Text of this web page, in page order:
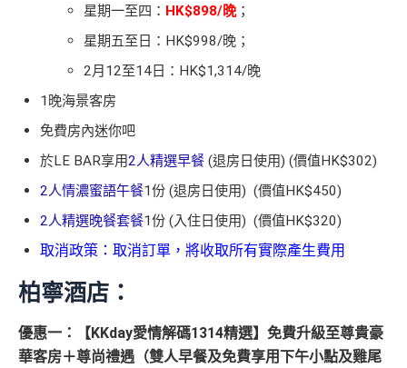
星期一至四： HK$898/晚；
星期五至日：HK$998/晚；
2月12至14日：HK$1,314/晚
1晚海景客房
免費房內迷你吧
於LE BAR享用2人精選早餐 (退房日使用) (價值HK$302)
2人情濃蜜語午餐1份 (退房日使用) (價值HK$450)
2人精選晚餐套餐1份 (入住日使用) (價值HK$320)
取消政策：取消訂單，將收取所有實際產生費用
柏寧酒店：
優惠一：【KKday愛情解碼1314精選】免費升級至尊貴豪
華客房＋尊尚禮遇（雙人早餐及免費享用下午小點及雞尾